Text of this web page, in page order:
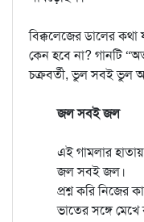
বিক্কলেজের ডালের
কেন হবে না? গানটি
চক্রবর্তী, ভুল সবই ভুল
জল সবই জল
এই গামলার
জল সবই জল।
প্রশ্ন করি নিজের
ভাতের সঙ্গে